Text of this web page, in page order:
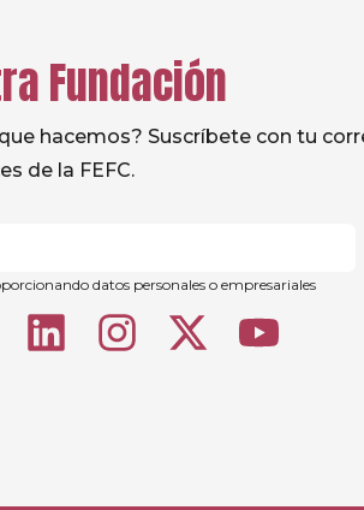
Fundación
hacemos? Suscríbete con tu
de la FEFC.
datos personales o empresariales